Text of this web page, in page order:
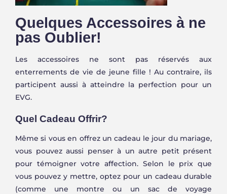
Quelques Accessoires à ne
pas Oublier!
Les accessoires ne sont pas réservés aux
enterrements de vie de jeune fille ! Au contraire, ils
participent aussi à atteindre la perfection pour un
EVG.
Quel Cadeau Offrir?
Même si vous en offrez un cadeau le jour du mariage,
vous pouvez aussi penser à un autre petit présent
pour témoigner votre affection. Selon le prix que
vous pouvez y mettre, optez pour un cadeau durable
(comme une montre ou un sac de voyage